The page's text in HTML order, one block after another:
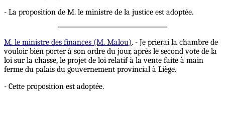
- La proposition de M. le ministre de la justice est adoptée.
M. le ministre des finances (M. Malou). - Je prierai la chambre de
vouloir bien porter à son ordre du jour, après le second vote de la
loi sur la chasse, le projet de loi relatif à la vente faite à main
ferme du palais du gouvernement provincial à Liège.
- Cette proposition est adoptée.